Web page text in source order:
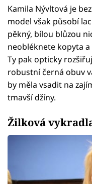
Kamila Nývltová je
model však působí
pěkný, bílou blůzou
neobléknete kopyta
Ty pak opticky
robustní černá obuv
by měla vsadit na
tmavší džíny.
Žilková